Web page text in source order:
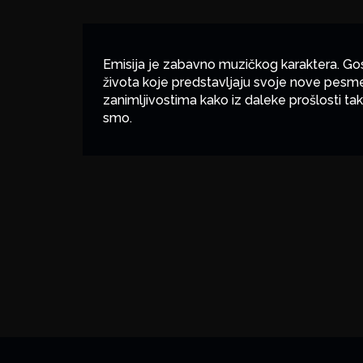
Emisija je zabavno muzičkog karaktera.
života koje predstavljaju svoje nove
zanimljivostima kako iz daleke prošlosti
smo.